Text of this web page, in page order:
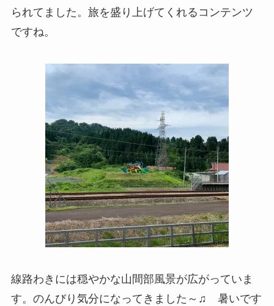
られてました。旅を盛り上げてくれるコンテンツ
ですね。
線路わきには穏やかな山間部風景が広がっていま
す。のんびり気分になってきました～♫ 暑いです